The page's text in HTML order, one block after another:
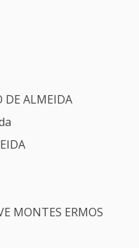
DE ALMEIDA
MONTES ERMOS